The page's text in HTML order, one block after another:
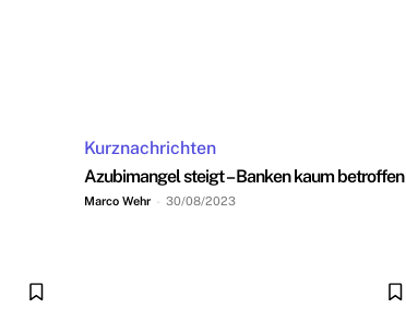
Kurznachrichten
Azubimangel steigt – Banken kaum betroffen
Marco Wehr - 30/08/2023